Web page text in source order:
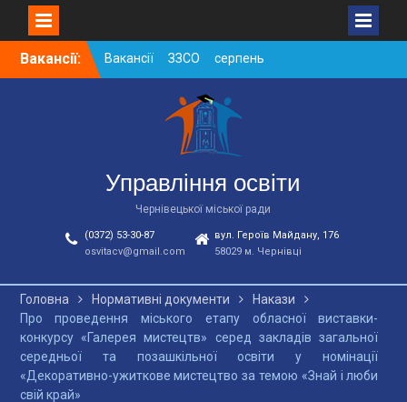
SkipВакансії:
Вакансії ЗЗСО серпень
2026
Вакансії ЗЗСО червень
Вакансії у ЗДО та
дошкільних підрозділах
ЗЗСО станом на
01.08.2026 р.
Управління освіти
Чернівецької міської ради
(0372) 53-30-87
osvitacv@gmail.com
вул. Героїв Майдану, 176
58029 м. Чернівці
Головна Нормативні документи
Накази
Про проведення міського етапу обласної виставки-
конкурсу «Галерея мистецтв» серед закладів загальної
середньої та позашкільної освіти у номінації
«Декоративно-ужиткове мистецтво за темою «Знай і люби
свій край»